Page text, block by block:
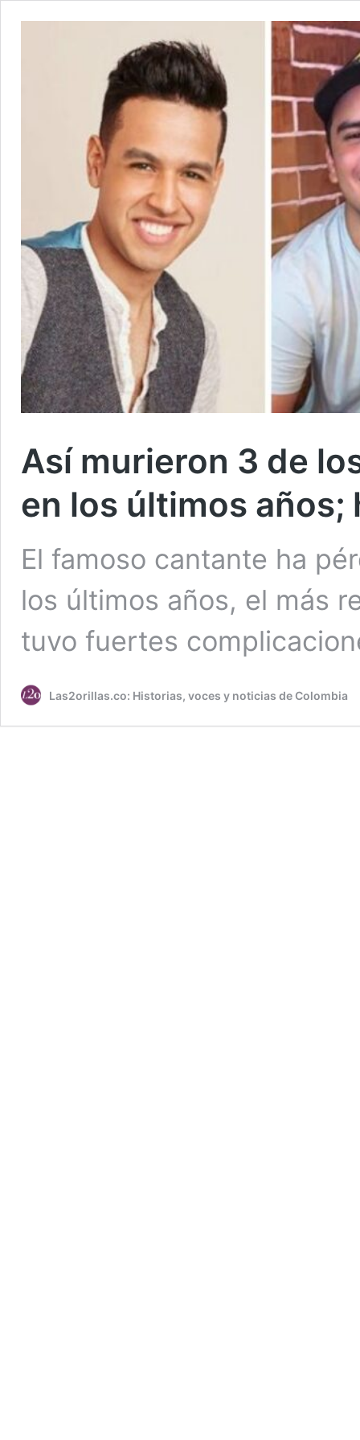
Así murieron 3 de
en los últimos
El famoso cantante ha
los últimos años, el más
tuvo fuertes
Las2orillas.co: Historias, voces y noticias de Colombia